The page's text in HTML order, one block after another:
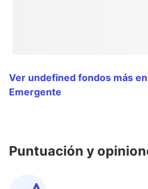
Ver undefined fondos más en
Emergente
Puntuación y